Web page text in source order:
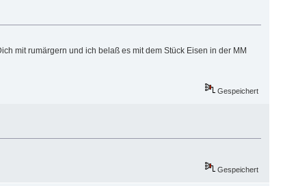
mit rumärgern und ich belaß es mit dem Stück Eisen in der MM
Gespeichert
Gespeichert